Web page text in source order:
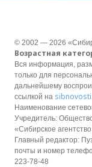
© 2002 — 2026
Возрастная
Вся информация,
только для
дальнейшему
ссылкой на
Наименование
Учредитель:
«Сибирское
Главный редактор:
почты и номер
223-78-48